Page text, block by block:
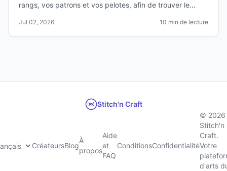
rangs, vos patrons et vos pelotes, afin de trouver le
Jul 02, 2026 10 min de lecture
Stitch'n Craft
CréateursBlog
À
propos
Aide
et
FAQ
ConditionsConfidentialité
© 2026
Stitch'n
Craft.
Votre
d'arts